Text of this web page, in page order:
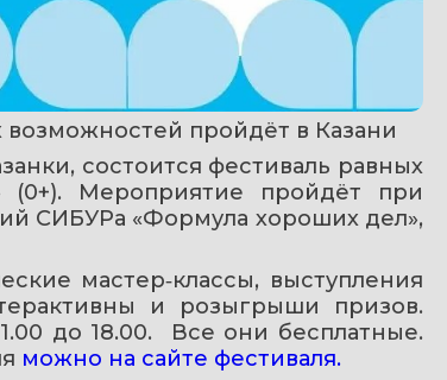
возможностей пройдёт в Казани
состоится фестиваль равных
(0+). Мероприятие пройдёт при
СИБУРа «Формула хороших дел»,
мастер‑классы, выступления
и розыгрыши призов.
до 18.00.  Все они бесплатные.
можно на сайте фестиваля.